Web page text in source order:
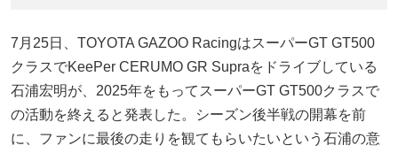
7月25日、TOYOTA GAZOO RacingはスーパーGT GT500
クラスでKeePer CERUMO GR Supraをドライブしている
石浦宏明が、2025年をもってスーパーGT GT500クラスで
の活動を終えると発表した。シーズン後半戦の開幕を前
に、ファンに最後の走りを観てもらいたいという石浦の意